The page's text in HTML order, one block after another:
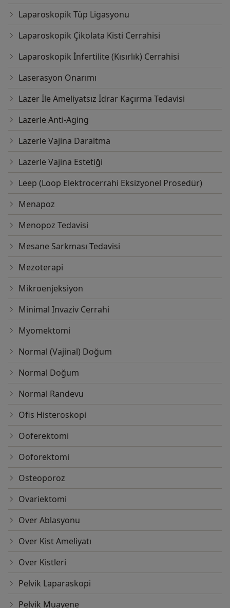
Laparoskopik Tüp Ligasyonu
Laparoskopik Çikolata Kisti Cerrahisi
Laparoskopik İnfertilite (Kısırlık) Cerrahisi
Laserasyon Onarımı
Lazer İle Ameliyatsız İdrar Kaçırma Tedavisi
Lazerle Anti-Aging
Lazerle Vajina Daraltma
Lazerle Vajina Estetiği
Leep (Loop Elektrocerrahi Eksizyonel Prosedür)
Menapoz
Menopoz Tedavisi
Mesane Sarkması Tedavisi
Mezoterapi
Mikroenjeksiyon
Minimal Invaziv Cerrahi
Myomektomi
Normal (Vajinal) Doğum
Normal Doğum
Normal Randevu
Ofis Histeroskopi
Ooferektomi
Ooforektomi
Osteoporoz
Ovariektomi
Over Ablasyonu
Over Kist Ameliyatı
Over Kistleri
Pelvik Laparaskopi
Pelvik Muayene